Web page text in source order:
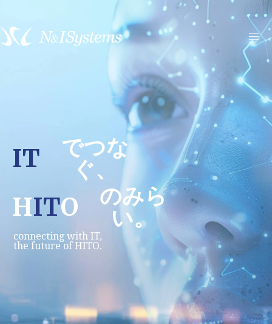
IT
でつな
ぐ、
HITO
のみら
い。
connecting with IT,
the future of HITO.